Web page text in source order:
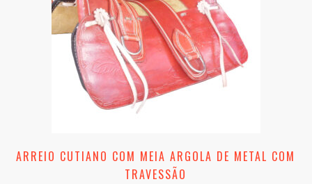
ARREIO CUTIANO COM MEIA ARGOLA DE METAL COM
TRAVESSÃO